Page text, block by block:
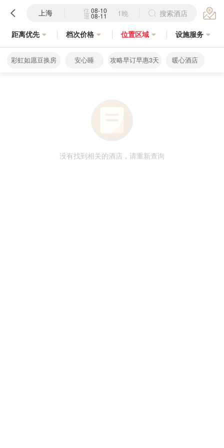
上海 住 08-10
退 08-11 1晚 搜索酒店
距离优先 档次价格 位置区域 设施服务
彩虹如愿豆换房 安心睡 攻略早订早惠3天 暖心酒店
没有找到相关的酒店，请重新查询